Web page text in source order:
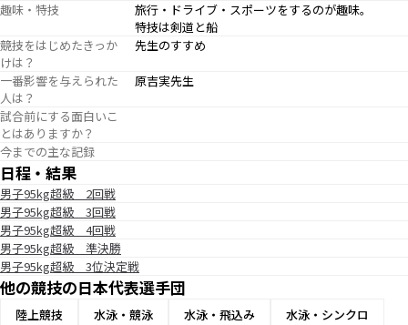
趣味・特技
旅行・ドライブ・スポーツをするのが趣味。
特技は剣道と船
競技をはじめたきっか
けは？
先生のすすめ
一番影響を与えられた
人は？
原吉実先生
試合前にする面白いこ
とはありますか？
今までの主な記録
日程・結果
男子95kg超級 2回戦
男子95kg超級 3回戦
男子95kg超級 4回戦
男子95kg超級 準決勝
男子95kg超級 3位決定戦
他の競技の日本代表選手団
陸上競技 水泳・競泳 水泳・飛込み
水泳・シンクロ